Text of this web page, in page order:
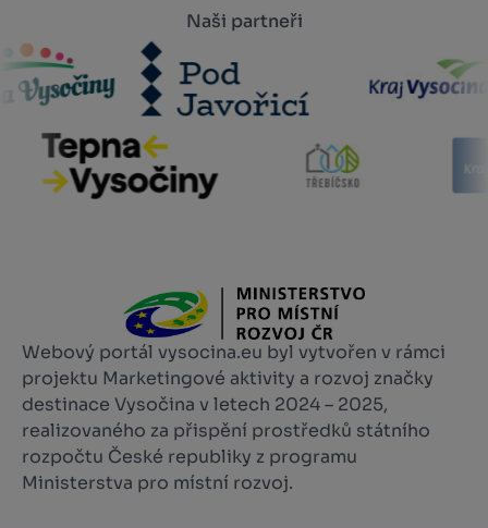
Naši partneři
Webový portál vysocina.eu byl vytvořen v rámci
projektu Marketingové aktivity a rozvoj značky
destinace Vysočina v letech 2024 – 2025,
realizovaného za přispění prostředků státního
rozpočtu České republiky z programu
Ministerstva pro místní rozvoj.